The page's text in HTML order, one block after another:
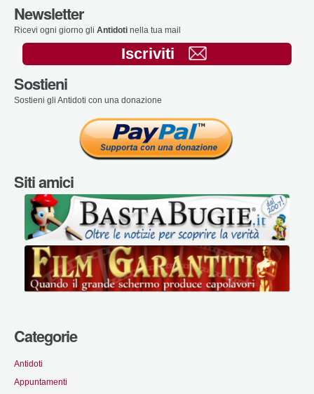
Newsletter
Ricevi ogni giorno gli Antidoti nella tua mail
Iscriviti
Sostieni
Sostieni gli Antidoti con una donazione
Siti amici
Categorie
Antidoti
Appuntamenti